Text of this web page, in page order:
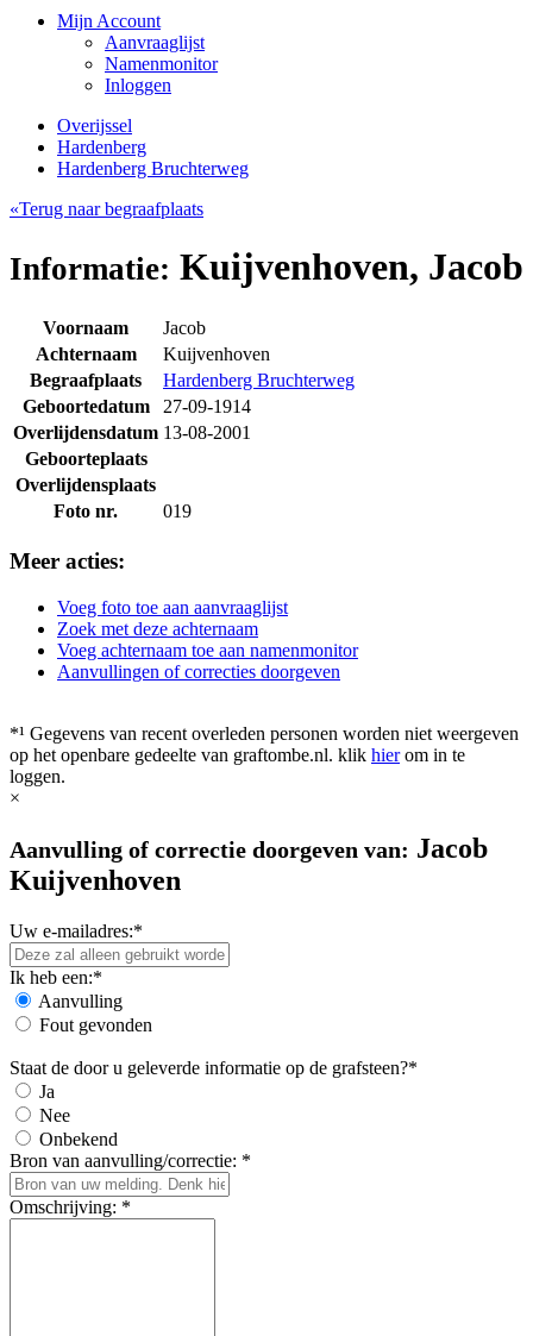
Mijn Account
Aanvraaglijst
Namenmonitor
Inloggen
Overijssel
Hardenberg
Hardenberg Bruchterweg
«Terug naar begraafplaats
Informatie: Kuijvenhoven, Jacob
Voornaam
Jacob
Achternaam
Kuijvenhoven
Begraafplaats
Hardenberg Bruchterweg
Geboortedatum
27-09-1914
Overlijdensdatum 13-08-2001
Geboorteplaats
Overlijdensplaats
Foto nr.
019
Meer acties:
Voeg foto toe aan aanvraaglijst
Zoek met deze achternaam
Voeg achternaam toe aan namenmonitor
Aanvullingen of correcties doorgeven
*¹ Gegevens van recent overleden personen worden niet weergeven
op het openbare gedeelte van graftombe.nl. klik hierom in te
loggen.
×
Aanvulling of correctie doorgeven van: Jacob
Kuijvenhoven
Uw e-mailadres:*
Ik heb een:*
Aanvulling
Fout gevonden
Staat de door u geleverde informatie op de grafsteen?*
Ja
Nee
Onbekend
Bron van aanvulling/correctie: *
Omschrijving: *